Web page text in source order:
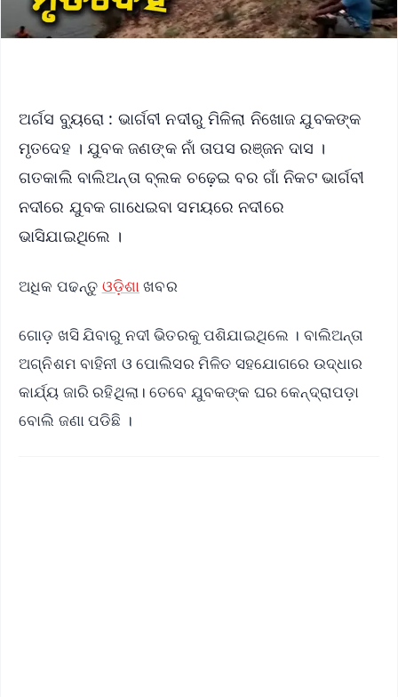
ଅର୍ଗସ ବ୍ୟୁରୋ : ଭାର୍ଗବୀ ନଦୀରୁ ମିଳିଲା ନିଖୋଜ ଯୁବକଙ୍କ
ମୃତଦେହ । ଯୁବକ ଜଣଙ୍କ ନାଁ ତାପସ ରଞ୍ଜନ ଦାସ ।
ଗତକାଲି ବାଲିଅନ୍ତା ବ୍ଲକ ଚଢ଼େଇ ବର ଗାଁ ନିକଟ ଭାର୍ଗବୀ
ନଦୀରେ ଯୁବକ ଗାଧେଇବା ସମୟରେ ନଦୀରେ
ଭାସିଯାଇଥିଲେ ।
ଅଧିକ ପଢନ୍ତୁ ଓଡ଼ିଶା ଖବର
ଗୋଡ଼ ଖସି ଯିବାରୁ ନଦୀ ଭିତରକୁ ପଶିଯାଇଥିଲେ । ବାଲିଅନ୍ତା
ଅଗ୍ନିଶମ ବାହିନୀ ଓ ପୋଲିସର ମିଳିତ ସହଯୋଗରେ ଉଦ୍ଧାର
କାର୍ଯ୍ୟ ଜାରି ରହିଥିଲା। ତେବେ ଯୁବକଙ୍କ ଘର କେନ୍ଦ୍ରାପଡ଼ା
ବୋଲି ଜଣା ପଡିଛି ।